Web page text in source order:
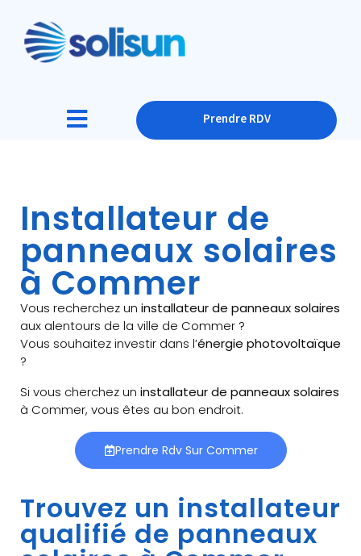
Prendre RDV
Installateur de
panneaux solaires
à Commer
Vous recherchez un installateur de panneaux solaires
aux alentours de la ville de Commer ?
Vous souhaitez investir dans l’énergie photovoltaïque
?
Si vous cherchez un installateur de panneaux solaires
à Commer, vous êtes au bon endroit.
Prendre Rdv Sur Commer
Trouvez un installateur
qualifié de panneaux